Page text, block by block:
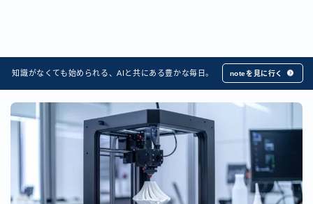
知識がなくても始められる、AIと共にある豊かな毎日。 noteを見に行く